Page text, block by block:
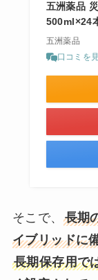
五洲薬品
500ml×24
五洲薬品
口コミを
そこで、 長期
イブリッドに
長期保存用で